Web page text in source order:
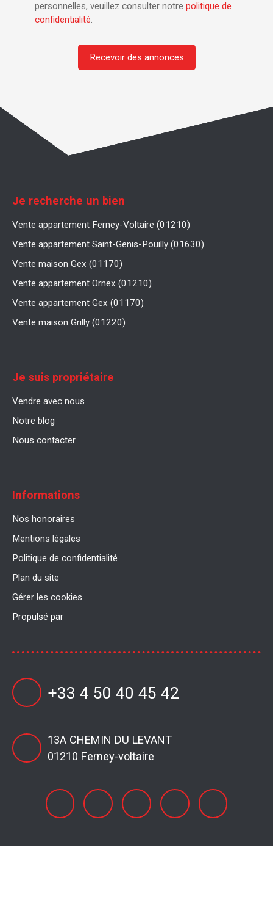
personnelles, veuillez consulter notre politique de
confidentialité.
Recevoir des annonces
Je recherche un bien
Vente appartement Ferney-Voltaire (01210)
Vente appartement Saint-Genis-Pouilly (01630)
Vente maison Gex (01170)
Vente appartement Ornex (01210)
Vente appartement Gex (01170)
Vente maison Grilly (01220)
Je suis propriétaire
Vendre avec nous
Notre blog
Nous contacter
Informations
Nos honoraires
Mentions légales
Politique de confidentialité
Plan du site
Gérer les cookies
Propulsé par
+33 4 50 40 45 42
13A CHEMIN DU LEVANT
01210 Ferney-voltaire